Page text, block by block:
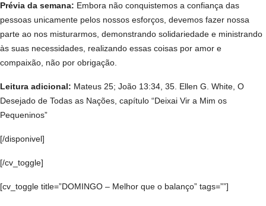
Prévia da semana: Embora não conquistemos a confiança das
pessoas unicamente pelos nossos esforços, devemos fazer nossa
parte ao nos misturarmos, demonstrando solidariedade e ministrando
às suas necessidades, realizando essas coisas por amor e
compaixão, não por obrigação.
Leitura adicional: Mateus 25; João 13:34, 35. Ellen G. White, O
Desejado de Todas as Nações, capítulo “Deixai Vir a Mim os
Pequeninos”
[/disponivel]
[/cv_toggle]
[cv_toggle title=”DOMINGO – Melhor que o balanço” tags=””]